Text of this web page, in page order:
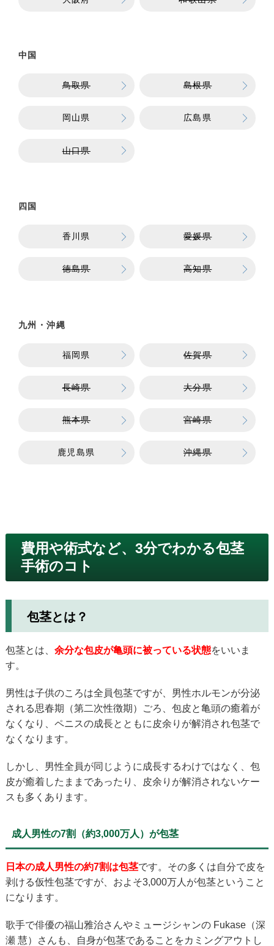
中国
鳥取県 島根県
岡山県 広島県
山口県
四国
香川県 愛媛県
徳島県 高知県
九州・沖縄
福岡県 佐賀県
長崎県 大分県
熊本県 宮崎県
鹿児島県 沖縄県
費用や術式など、3分でわかる包茎
手術のコト
包茎とは？
包茎とは、 余分な包皮が亀頭に被っている状態をいいま
す。
男性は子供のころは全員包茎ですが、男性ホルモンが分泌
される思春期（第二次性徴期）ごろ、包皮と亀頭の癒着が
なくなり、ペニスの成長とともに皮余りが解消され包茎で
なくなります。
しかし、男性全員が同じように成長するわけではなく、包
皮が癒着したままであったり、皮余りが解消されないケー
スも多くあります。
成人男性の7割（約3,000万人）が包茎
日本の成人男性の約7割は包茎です。その多くは自分で皮を
剥ける仮性包茎ですが、およそ3,000万人が包茎ということ
になります。
歌手で俳優の福山雅治さんやミュージシャンの Fukase（深
瀬 慧）さんも、自身が包茎であることをカミングアウトし